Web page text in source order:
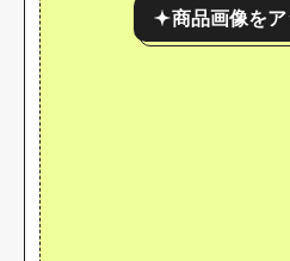
商品画像を